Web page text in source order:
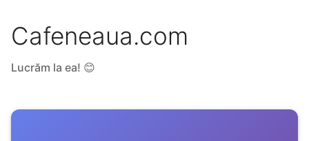
Cafeneaua.com
Lucrăm la ea! 😊